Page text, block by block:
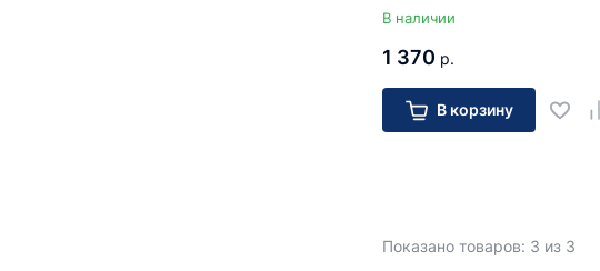
В наличии
1 370 р.
В корзину
Показано товаров: 3 из 3